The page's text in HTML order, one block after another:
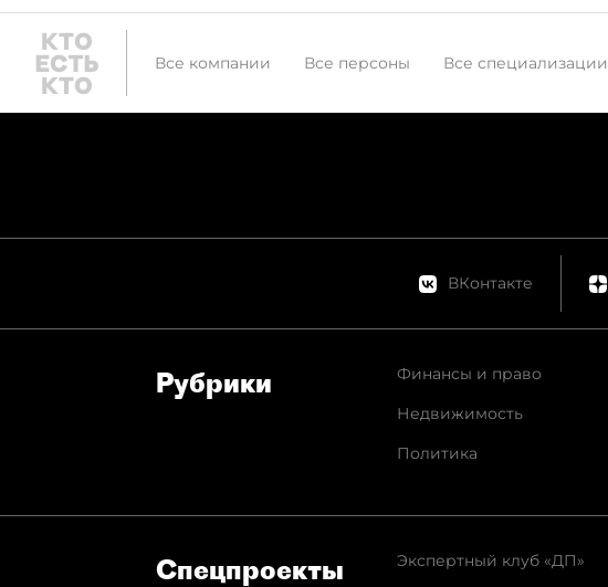
Все компании Все персоны Все специализации
ВКонтакте
Рубрики
Финансы и право
Недвижимость
Политика
Спец­проекты
Экспертный клуб «ДП»